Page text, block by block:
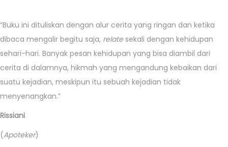
“Buku ini dituliskan dengan alur cerita yang ringan dan ketika
dibaca mengalir begitu saja, relate sekali dengan kehidupan
sehari-hari. Banyak pesan kehidupan yang bisa diambil dari
cerita di dalamnya, hikmah yang mengandung kebaikan dari
suatu kejadian, meskipun itu sebuah kejadian tidak
menyenangkan.”
Rissiani
(Apoteker)